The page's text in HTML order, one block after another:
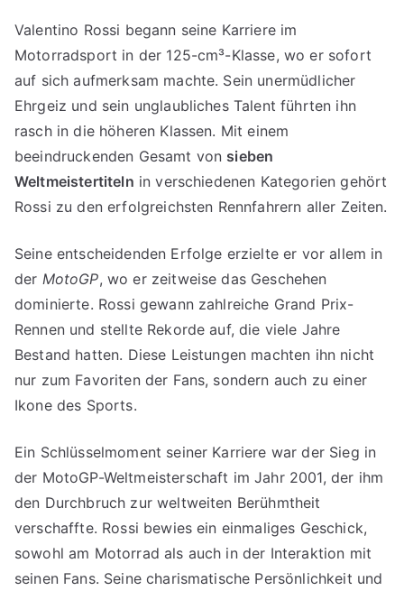
Valentino Rossi begann seine Karriere im
Motorradsport in der 125-cm³-Klasse, wo er sofort
auf sich aufmerksam machte. Sein unermüdlicher
Ehrgeiz und sein unglaubliches Talent führten ihn
rasch in die höheren Klassen. Mit einem
beeindruckenden Gesamt von sieben
Weltmeistertiteln in verschiedenen Kategorien gehört
Rossi zu den erfolgreichsten Rennfahrern aller Zeiten.
Seine entscheidenden Erfolge erzielte er vor allem in
der MotoGP, wo er zeitweise das Geschehen
dominierte. Rossi gewann zahlreiche Grand Prix-
Rennen und stellte Rekorde auf, die viele Jahre
Bestand hatten. Diese Leistungen machten ihn nicht
nur zum Favoriten der Fans, sondern auch zu einer
Ikone des Sports.
Ein Schlüsselmoment seiner Karriere war der Sieg in
der MotoGP-Weltmeisterschaft im Jahr 2001, der ihm
den Durchbruch zur weltweiten Berühmtheit
verschaffte. Rossi bewies ein einmaliges Geschick,
sowohl am Motorrad als auch in der Interaktion mit
seinen Fans. Seine charismatische Persönlichkeit und